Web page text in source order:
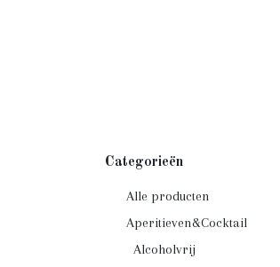
Categorieën
Alle producten
Aperitieven&Cocktail
Alcoholvrij